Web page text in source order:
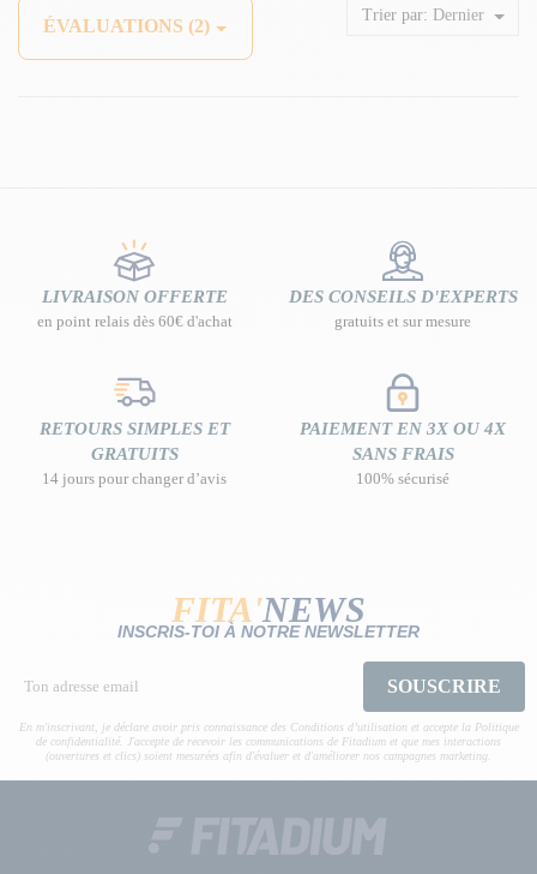
ÉVALUATIONS (2)
Trier par: Dernier
LIVRAISON OFFERTE
en point relais dès 60€ d'achat
DES CONSEILS D'EXPERTS
gratuits et sur mesure
RETOURS SIMPLES ET
GRATUITS
14 jours pour changer d’avis
PAIEMENT EN 3X OU 4X
SANS FRAIS
100% sécurisé
FITA'NEWS
INSCRIS-TOI À NOTRE NEWSLETTER
SOUSCRIRE
En m'inscrivant, je déclare avoir pris connaissance des Conditions d’utilisation et accepte la Politique
de confidentialité. J'accepte de recevoir les communications de Fitadium et que mes interactions
(ouvertures et clics) soient mesurées afin d'évaluer et d'améliorer nos campagnes marketing.